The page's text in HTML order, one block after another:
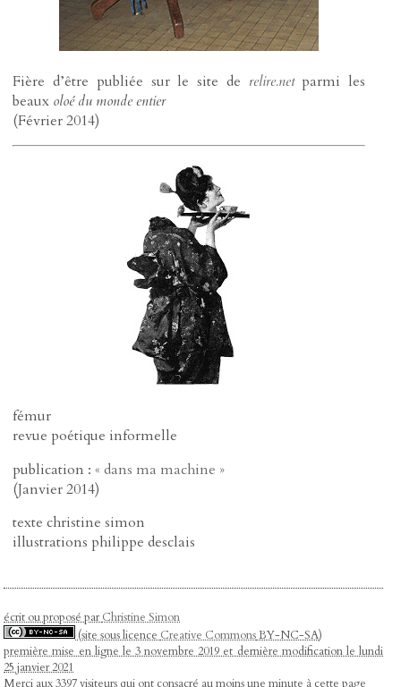
Fière d’être publiée sur le site de relire.netparmi les
beaux oloé du monde entier
(Février 2014)
fémur
revue poétique informelle
publication :« dans ma machine »
(Janvier 2014)
texte christine simon
illustrations philippe desclais
écrit ou proposé parChristine Simon
(site sous licence Creative CommonsBY-NC-SA)
première mise en ligne le 3 novembre 2019 et dernière modification le lundi
25 janvier 2021
Merci aux 3397 visiteurs qui ont consacré au moins une minute à cette page